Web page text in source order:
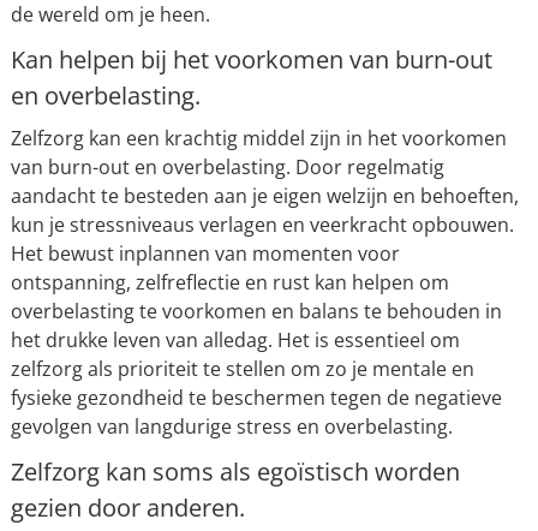
de wereld om je heen.
Kan helpen bij het voorkomen van burn-out
en overbelasting.
Zelfzorg kan een krachtig middel zijn in het voorkomen
van burn-out en overbelasting. Door regelmatig
aandacht te besteden aan je eigen welzijn en behoeften,
kun je stressniveaus verlagen en veerkracht opbouwen.
Het bewust inplannen van momenten voor
ontspanning, zelfreflectie en rust kan helpen om
overbelasting te voorkomen en balans te behouden in
het drukke leven van alledag. Het is essentieel om
zelfzorg als prioriteit te stellen om zo je mentale en
fysieke gezondheid te beschermen tegen de negatieve
gevolgen van langdurige stress en overbelasting.
Zelfzorg kan soms als egoïstisch worden
gezien door anderen.